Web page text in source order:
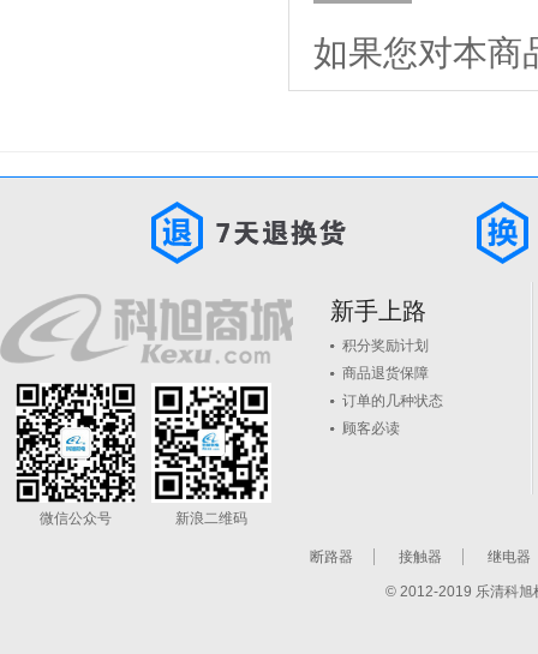
如果您对本商
微信公众号 新浪二维码
新手上路
积分奖励计划
商品退货保障
订单的几种状态
顾客必读
断路器 接触器 继电器
© 2012-2019 乐清科旭